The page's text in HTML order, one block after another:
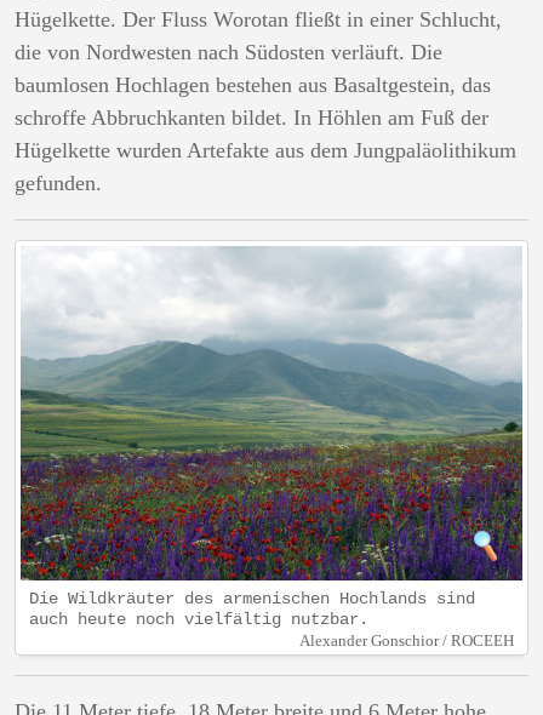
Hügelkette. Der Fluss Worotan fließt in einer Schlucht,
die von Nordwesten nach Südosten verläuft. Die
baumlosen Hochlagen bestehen aus Basaltgestein, das
schroffe Abbruchkanten bildet. In Höhlen am Fuß der
Hügelkette wurden Artefakte aus dem Jungpaläolithikum
gefunden.
Die Wildkräuter des armenischen Hochlands sind
auch heute noch vielfältig nutzbar.
Alexander Gonschior / ROCEEH